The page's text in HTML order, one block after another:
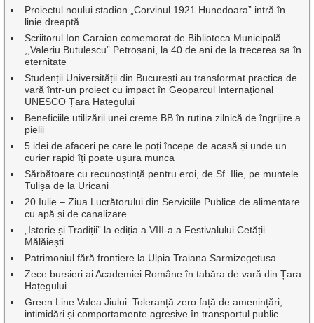
Proiectul noului stadion „Corvinul 1921 Hunedoara” intră în
linie dreaptă
Scriitorul Ion Caraion comemorat de Biblioteca Municipală
,,Valeriu Butulescu” Petroșani, la 40 de ani de la trecerea sa în
eternitate
Studenții Universității din București au transformat practica de
vară într-un proiect cu impact în Geoparcul Internațional
UNESCO Țara Hațegului
Beneficiile utilizării unei creme BB în rutina zilnică de îngrijire a
pielii
5 idei de afaceri pe care le poți începe de acasă și unde un
curier rapid îți poate ușura munca
Sărbătoare cu recunoștință pentru eroi, de Sf. Ilie, pe muntele
Tulișa de la Uricani
20 Iulie – Ziua Lucrătorului din Serviciile Publice de alimentare
cu apă și de canalizare
„Istorie și Tradiții” la ediția a VIII-a a Festivalului Cetății
Mălăiești
Patrimoniul fără frontiere la Ulpia Traiana Sarmizegetusa
Zece bursieri ai Academiei Române în tabăra de vară din Țara
Hațegului
Green Line Valea Jiului: Toleranță zero față de amenințări,
intimidări și comportamente agresive în transportul public